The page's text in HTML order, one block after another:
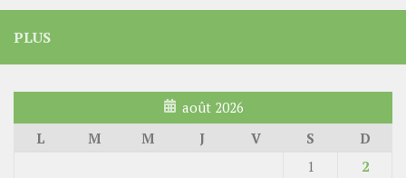
PLUS
août 2026
L
M M J V S
D
1
2